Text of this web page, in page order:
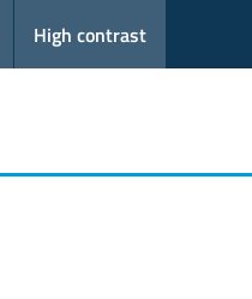
High contrast